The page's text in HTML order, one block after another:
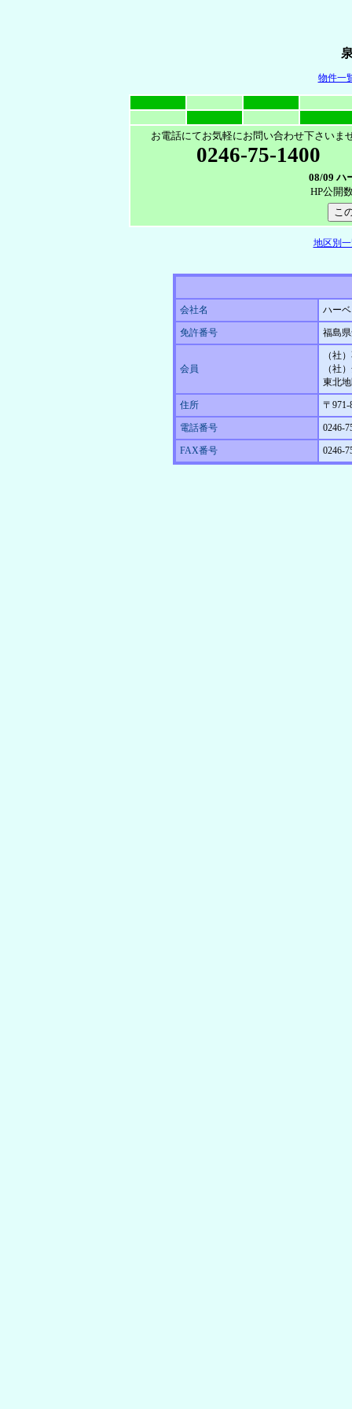
物件一
お電話にてお気軽にお問い合わせ下さいま
0246-75-1400
08/09 ハ
HP公開
地区別
会社名 ハー
免許番号 福島
会員
（社
（社
東北
住所 〒
電話番号 0246-
FAX番号 0246-